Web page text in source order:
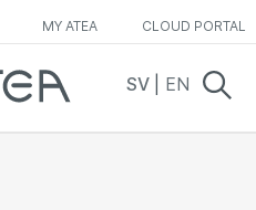
MY ATEA CLOUD PORTAL
SV EN